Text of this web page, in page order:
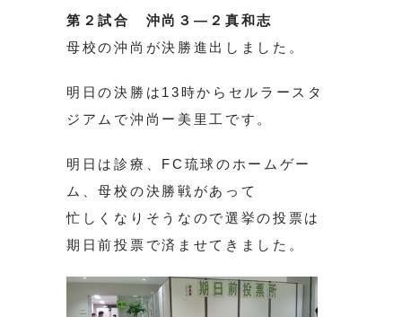
第２試合 沖尚３―２真和志
母校の沖尚が決勝進出しました。
明日の決勝は13時からセルラースタ
ジアムで沖尚ー美里工です。
明日は診療、FC琉球のホームゲー
ム、母校の決勝戦があって
忙しくなりそうなので選挙の投票は
期日前投票で済ませてきました。